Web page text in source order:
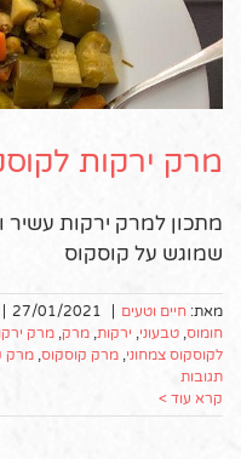
מרק ירקות
מתכון למרק ירקות עשיר
שמוגש על קוסקוס
מאת: חיים וטעים 27/01/2021
חומוס, טבעוני, ירקות, מרק, מרק
לקוסקוס צמחוני, מרק קוסקוס, מרק
תגובות
קרא עוד >